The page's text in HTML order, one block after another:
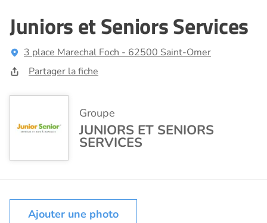
Juniors et Seniors Services
3 place Marechal Foch - 62500 Saint-Omer
Partager la fiche
Groupe
JUNIORS ET SENIORS
SERVICES